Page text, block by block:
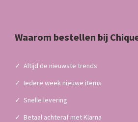
Waarom bestellen bij
✓ Altijd de nieuwste trends
✓ Iedere week nieuwe items
✓ Snelle levering
✓ Betaal achteraf met Klarna